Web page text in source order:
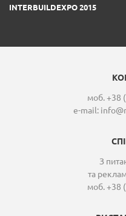
INTERBUILDEXPO 2015
моб. +38
e-mail:
З
та
моб. +38